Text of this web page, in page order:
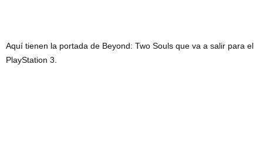
Aquí tienen la portada de Beyond: Two Souls que va a salir para el
PlayStation 3.